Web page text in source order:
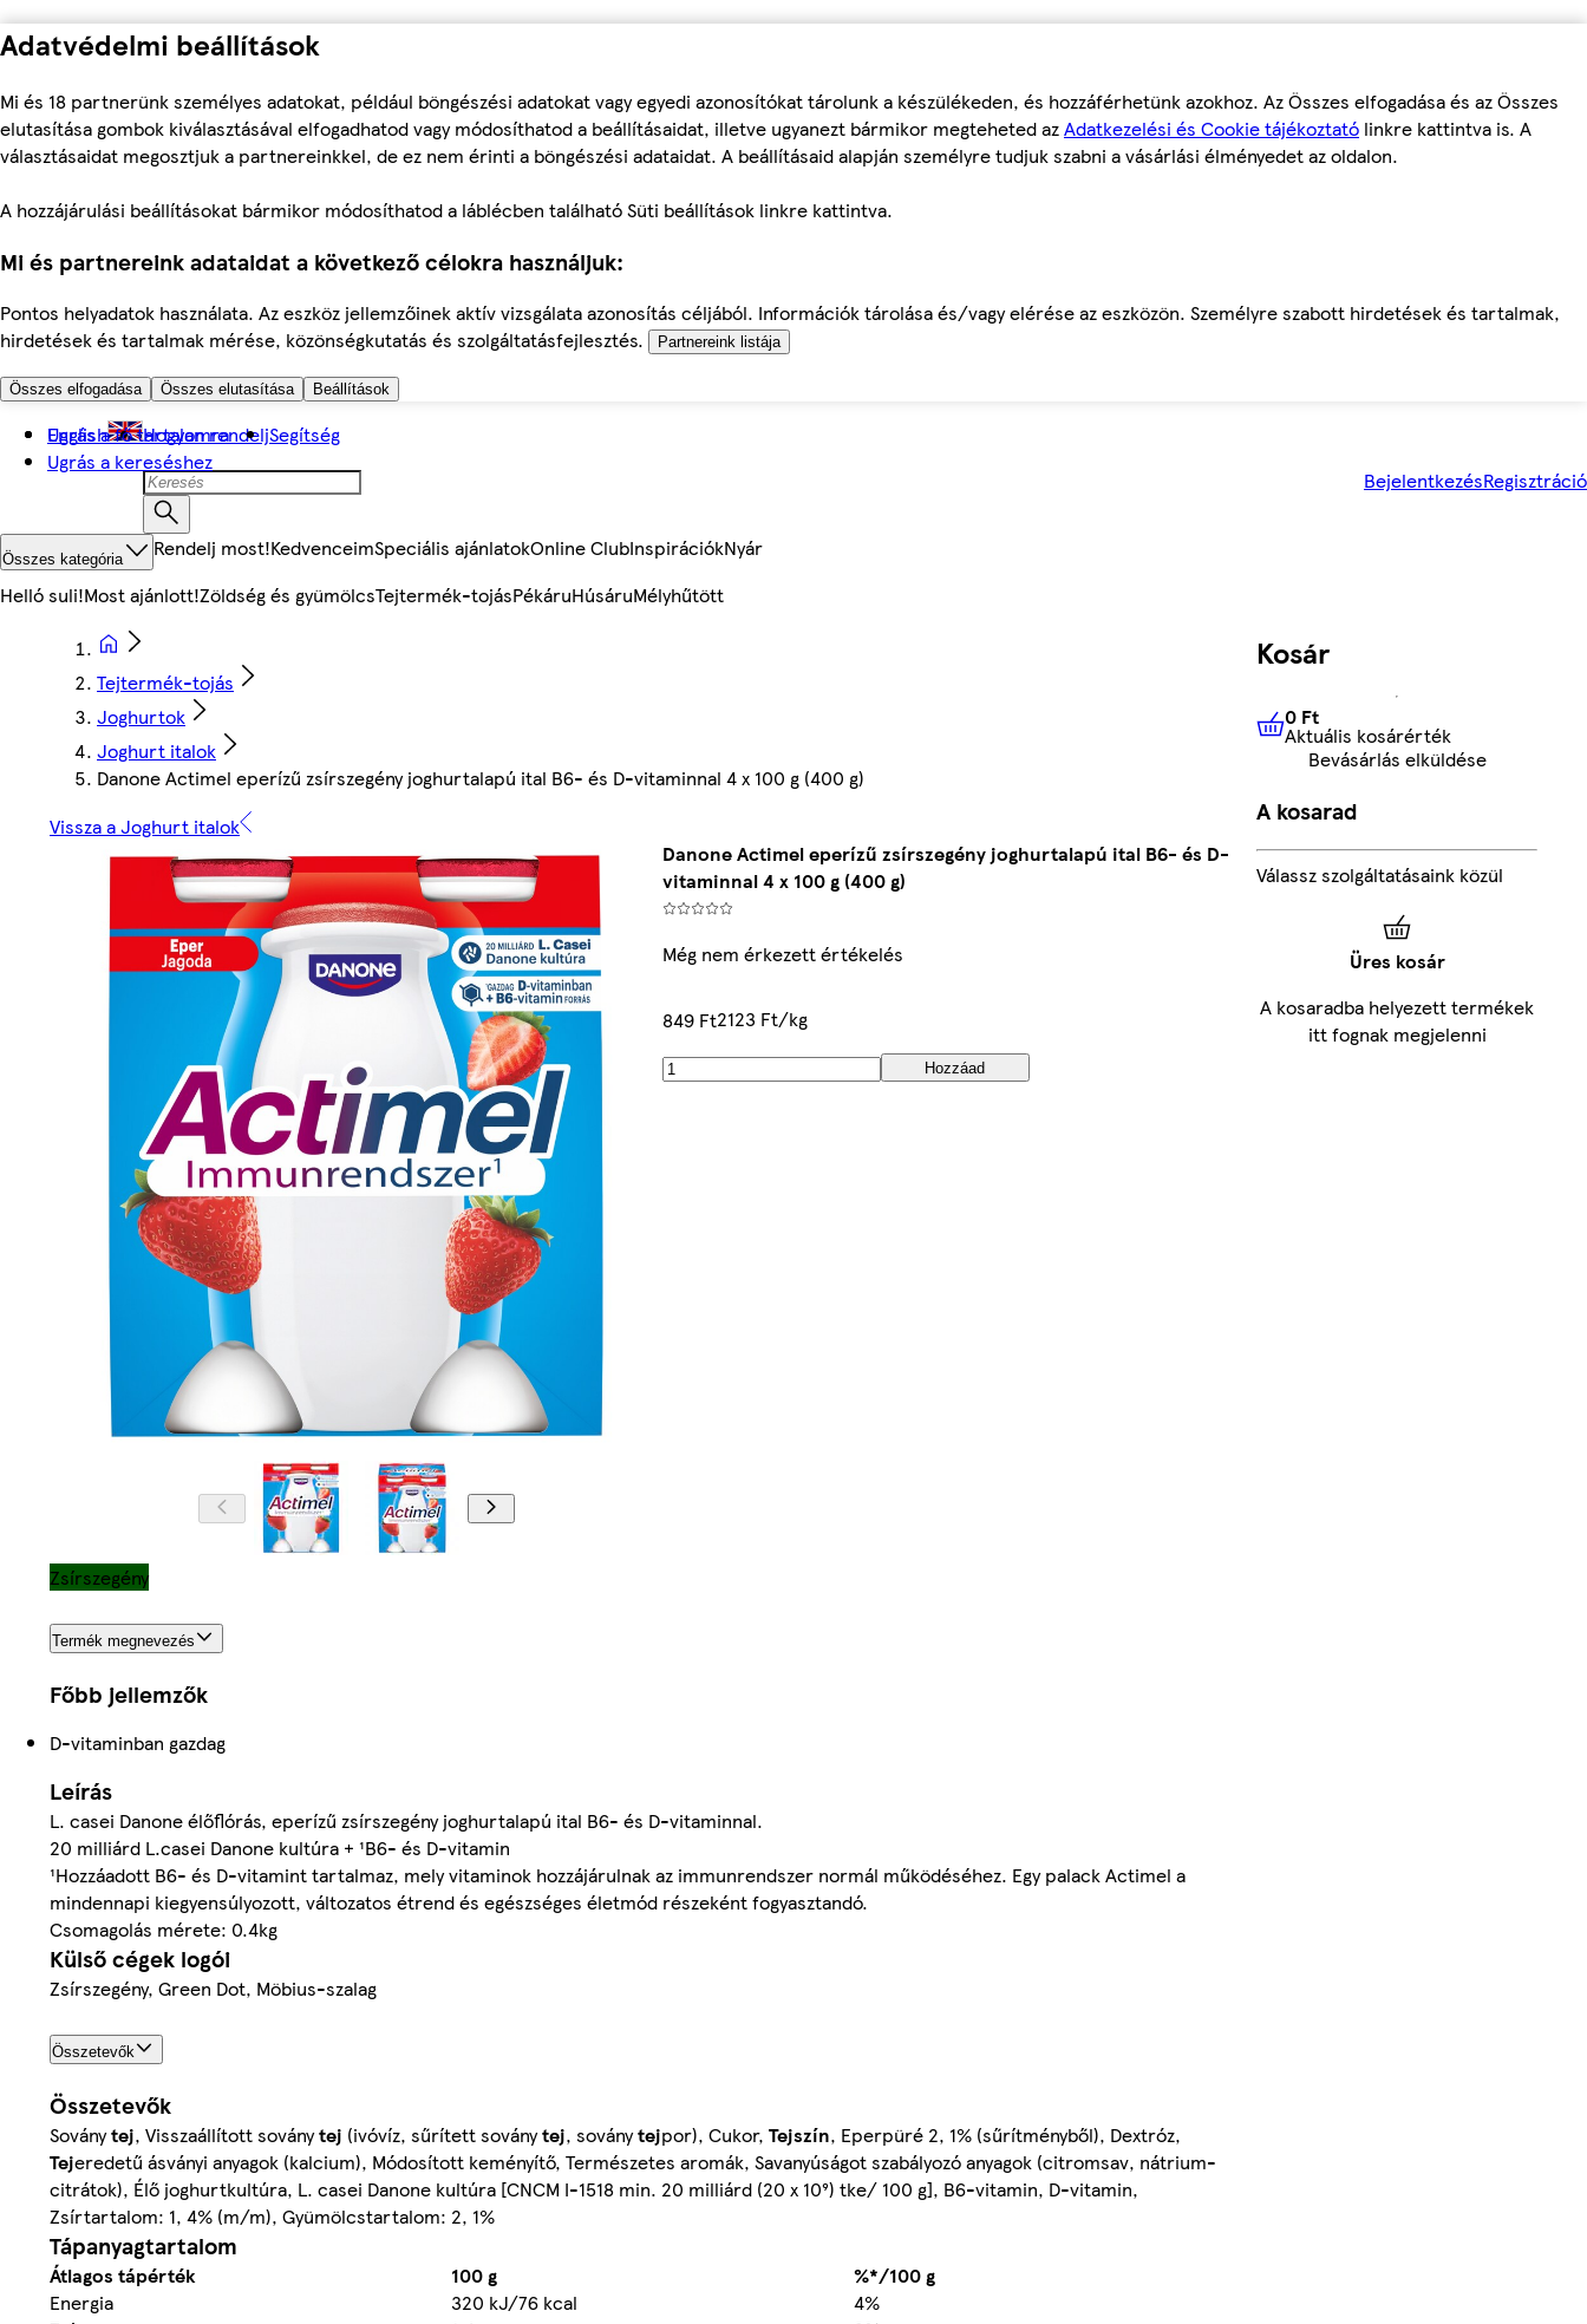
Adatvédelmi beállítások
Mi és 18 partnerünk személyes adatokat, például böngészési adatokat vagy egyedi azonosítókat tárolunk a készülékeden, és hozzáférhetünk azokhoz. Az Összes elfogadása és az Összes
elutasítása gombok kiválasztásával elfogadhatod vagy módosíthatod a beállításaidat, illetve ugyanezt bármikor megteheted azAdatkezelési és Cookie tájékoztató linkre kattintva is. A
választásaidat megosztjuk a partnereinkkel, de ez nem érinti a böngészési adataidat. A beállításaid alapján személyre tudjuk szabni a vásárlási élményedet az oldalon.
A hozzájárulási beállításokat bármikor módosíthatod a láblécben található Süti beállítások linkre kattintva.
Mi és partnereink adataidat a következő célokra használjuk:
Pontos helyadatok használata. Az eszköz jellemzőinek aktív vizsgálata azonosítás céljából. Információk tárolása és/vagy elérése az eszközön. Személyre szabott hirdetések és tartalmak,
hirdetések és tartalmak mérése, közönségkutatás és szolgáltatásfejlesztés.
Partnereink listája
Összes elfogadása Összes elutasítása Beállítások
Ugrás a fő tartalomra
Ugrás a kereséshez
English Hogyan rendeljSegítség
BejelentkezésRegisztráció
Összes kategória Rendelj most!KedvenceimSpeciális ajánlatokOnline ClubInspirációkNyár
Helló suli!Most ajánlott!Zöldség és gyümölcsTejtermék-tojásPékáruHúsáruMélyhűtött
Tejtermék-tojás
Joghurtok
Joghurt italok
Danone Actimel eperízű zsírszegény joghurtalapú ital B6- és D-vitaminnal 4 x 100 g (400 g)
Vissza a Joghurt italok
Danone Actimel eperízű zsírszegény joghurtalapú ital B6- és D-
vitaminnal 4 x 100 g (400 g)
Még nem érkezett értékelés
849 Ft2123 Ft/kg
Hozzáad
Zsírszegény
Termék megnevezés
Főbb jellemzők
D-vitaminban gazdag
Leírás
L. casei Danone élőflórás, eperízű zsírszegény joghurtalapú ital B6- és D-vitaminnal.
20 milliárd L.casei Danone kultúra + ¹B6- és D-vitamin
¹Hozzáadott B6- és D-vitamint tartalmaz, mely vitaminok hozzájárulnak az immunrendszer normál működéséhez. Egy palack Actimel a
mindennapi kiegyensúlyozott, változatos étrend és egészséges életmód részeként fogyasztandó.
Csomagolás mérete: 0.4kg
Külső cégek logói
Zsírszegény, Green Dot, Möbius-szalag
Összetevők
Összetevők
Soványtej, Visszaállított soványtej (ivóvíz, sűrített soványtej, soványtejpor), Cukor, Tejszín, Eperpüré 2, 1% (sűrítményből), Dextróz,
Tejeredetű ásványi anyagok (kalcium), Módosított keményítő, Természetes aromák, Savanyúságot szabályozó anyagok (citromsav, nátrium-
citrátok), Élő joghurtkultúra, L. casei Danone kultúra [CNCM I-1518 min. 20 milliárd (20 x 10⁹) tke/ 100 g], B6-vitamin, D-vitamin,
Zsírtartalom: 1, 4% (m/m), Gyümölcstartalom: 2, 1%
Tápanyagtartalom
Átlagos tápérték 100 g
%*/100 g
Energia
320 kJ/76 kcal
4%
Kosár
0 FtAktuális kosárérték
0 Ft
Aktuális kosárérték
Bevásárlás elküldése
A kosarad
Válassz szolgáltatásaink közül
Üres kosár
A kosaradba helyezett termékek
itt fognak megjelenni